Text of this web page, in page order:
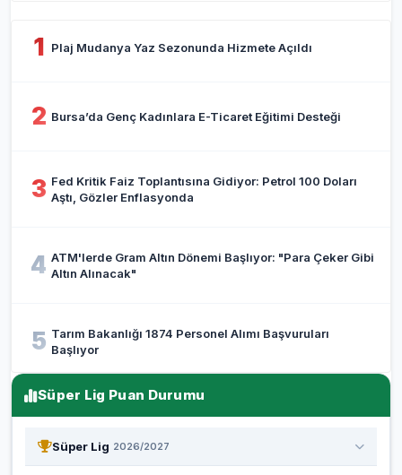
1 Plaj Mudanya Yaz Sezonunda Hizmete Açıldı
2 Bursa’da Genç Kadınlara E-Ticaret Eğitimi Desteği
3 Fed Kritik Faiz Toplantısına Gidiyor: Petrol 100 Doları
Aştı, Gözler Enflasyonda
4 ATM'lerde Gram Altın Dönemi Başlıyor: "Para Çeker Gibi
Altın Alınacak"
5 Tarım Bakanlığı 1874 Personel Alımı Başvuruları
Başlıyor
Süper Lig Puan Durumu
Süper Lig 2026/2027